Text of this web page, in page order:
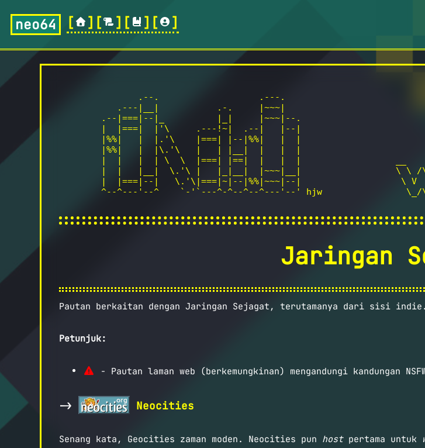
neo64 [ ][ ][ ][ ]
               .--.                   .---.
           .---|__|           .-.     |~~~|
        .--|===|--|_          |_|     |~~~|--.
        |  |===|  |'\     .---!~|  .--|   |--|
        |%%|   |  |.'\    |===| |--|%%|   |  |
|%%|   |  |\.'\   |   | |__|  |   |  |
|  |   |  | \  \  |===| |==|  |   |  |                  __
|  |   |__|  \.'\ |   |_|__|  |~~~|__|                  \ \ /
|  |===|--|   \.'\|===|~|--|%%|~~~|--|                   \ V
^--^---'--^    `-'`---^-^--^--^---'--' hjw                \_/
Jaringan
Pautan berkaitan dengan Jaringan Sejagat, terutamanya dari sisi indie.
Petunjuk:
- Pautan laman web (berkemungkinan) mengandungi kandungan
-> Neocities
Senang kata, Geocities zaman moden. Neocities pun hostpertama untuk